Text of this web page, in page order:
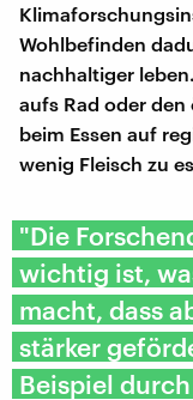
Wohlbefinden
nachhaltiger
aufs Rad oder
beim Essen auf
wenig Fleisch zu
"Die
wichtig ist,
macht, dass
stärker
Beispiel